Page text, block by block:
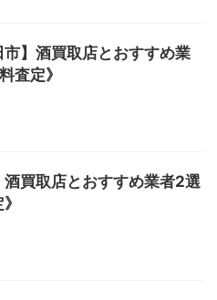
市】酒買取店とおすすめ業
査定》
酒買取店とおすすめ業者2選